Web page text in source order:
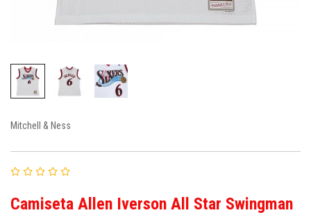
Mitchell & Ness
Camiseta Allen Iverson All Star Swingman